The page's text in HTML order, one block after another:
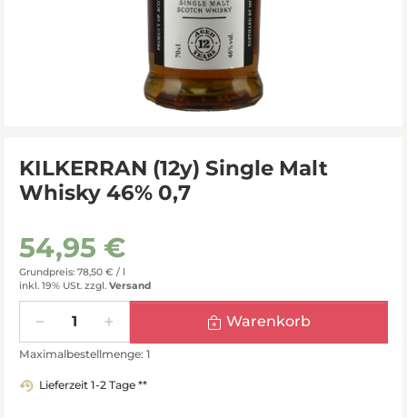
KILKERRAN (12y) Single Malt
Whisky 46% 0,7
54,95 €
Grundpreis: 78,50 € / l
inkl. 19% USt. zzgl. Versand
Warenkorb
Maximalbestellmenge: 1
Lieferzeit 1-2 Tage **